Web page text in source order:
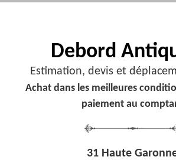
Debord
Estimation, devis et
Achat dans les meilleures
paiement au
31 Haute